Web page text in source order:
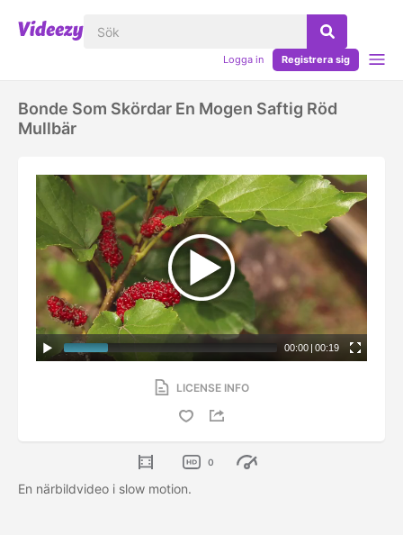
Logga in Registrera sig
Bonde Som Skördar En Mogen Saftig Röd
Mullbär
00:00 | 00:19
LICENSE INFO
0
En närbildvideo i slow motion.